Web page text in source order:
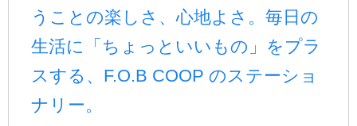
公式アカウント
日本ノート
うことの楽しさ、心地よさ。毎日の
生活に「ちょっといいもの」をプラ
スする、F.O.B COOP のステーショ
ナリー。